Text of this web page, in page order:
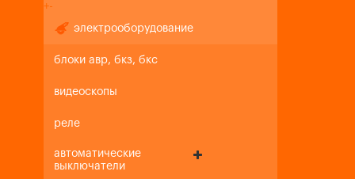
+-
электрооборудование
блоки авр, бкз, бкс
видеоскопы
реле
автоматические
выключатели